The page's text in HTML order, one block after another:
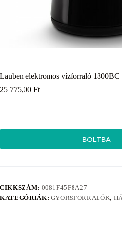
Lauben elektromos vízforraló 1800BC
25 775,00 Ft
BOLTBA
CIKKSZÁM: 0081F45F8A27
KATEGÓRIÁK: GYORSFORRALÓK,